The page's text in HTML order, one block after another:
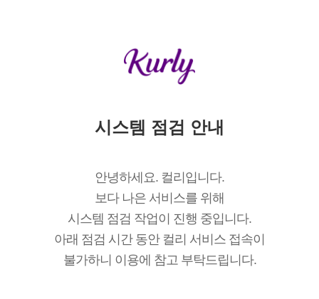
시스템 점검 안내
안녕하세요. 컬리입니다.
보다 나은 서비스를 위해
시스템 점검 작업이 진행 중입니다.
아래 점검 시간 동안 컬리 서비스 접속이
불가하니 이용에 참고 부탁드립니다.